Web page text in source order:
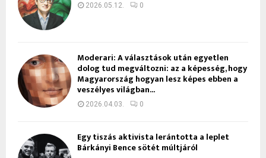
2026.05.12. 0
Moderari: A választások után egyetlen
dolog tud megváltozni: az a képesség, hogy
Magyarország hogyan lesz képes ebben a
veszélyes világban...
2026.04.03. 0
Egy tiszás aktivista lerántotta a leplet
Bárkányi Bence sötét múltjáról